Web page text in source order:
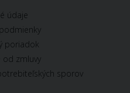
údaje
poriadok
od zmluvy
sporov